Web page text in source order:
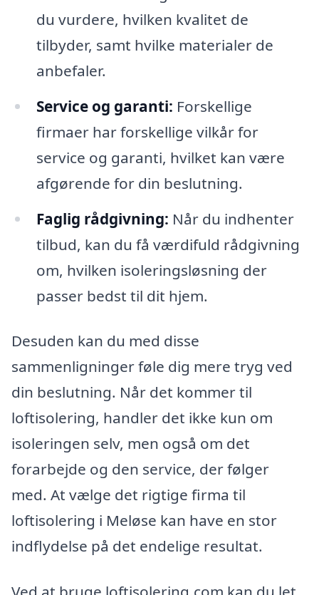
du vurdere, hvilken kvalitet de
tilbyder, samt hvilke materialer de
anbefaler.
Service og garanti: Forskellige
firmaer har forskellige vilkår for
service og garanti, hvilket kan være
afgørende for din beslutning.
Faglig rådgivning: Når du indhenter
tilbud, kan du få værdifuld rådgivning
om, hvilken isoleringsløsning der
passer bedst til dit hjem.
Desuden kan du med disse
sammenligninger føle dig mere tryg ved
din beslutning. Når det kommer til
loftisolering, handler det ikke kun om
isoleringen selv, men også om det
forarbejde og den service, der følger
med. At vælge det rigtige firma til
loftisolering i Meløse kan have en stor
indflydelse på det endelige resultat.